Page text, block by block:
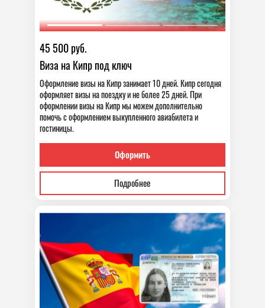
45 500 руб.
Виза на Кипр под ключ
Оформление визы на Кипр занимает 10 дней. Кипр сегодня
оформляет визы на поездку и не более 25 дней. При
оформлении визы на Кипр мы можем дополнительно
помочь с оформлением выкупленного авиабилета и
гостиницы.
Оформить
Подробнее